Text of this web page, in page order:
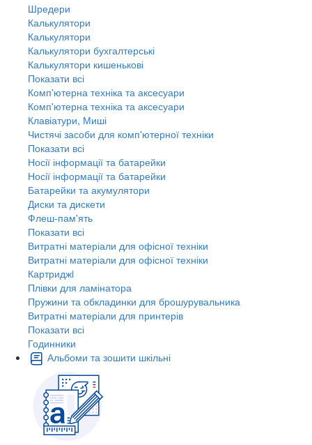
Шредери
Калькулятори
Калькулятори
Калькулятори бухгалтерські
Калькулятори кишенькові
Показати всі
Комп'ютерна техніка та аксесуари
Комп'ютерна техніка та аксесуари
Клавіатури, Миші
Чистячі засоби для комп'ютерної техніки
Показати всі
Носії інформації та батарейки
Носії інформації та батарейки
Батарейки та акумулятори
Диски та дискети
Флеш-пам'ять
Показати всі
Витратні матеріали для офісної техніки
Витратні матеріали для офісної техніки
Картриджi
Плівки для ламінатора
Пружини та обкладинки для брошурувальника
Витратні матеріали для принтерів
Показати всі
Годинники
Альбоми та зошити шкільні